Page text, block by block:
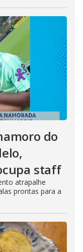
do
staff
atrapalhe
prontas para a